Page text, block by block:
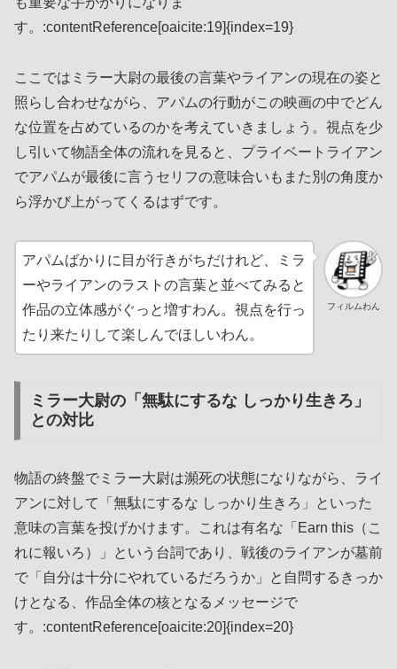
す。:contentReference[oaicite:19]{index=19}
ここではミラー大尉の最後の言葉やライアンの現在の姿と
照らし合わせながら、アパムの行動がこの映画の中でどん
な位置を占めているのかを考えていきましょう。視点を少
し引いて物語全体の流れを見ると、プライベートライアン
でアパムが最後に言うセリフの意味合いもまた別の角度か
ら浮かび上がってくるはずです。
フィルムわん
アパムばかりに目が行きがちだけれど、ミラ
ーやライアンのラストの言葉と並べてみると
作品の立体感がぐっと増すわん。視点を行っ
たり来たりして楽しんでほしいわん。
ミラー大尉の「無駄にするな しっかり生きろ」
との対比
物語の終盤でミラー大尉は瀕死の状態になりながら、ライ
アンに対して「無駄にするな しっかり生きろ」といった
意味の言葉を投げかけます。これは有名な「Earn this（こ
れに報いろ）」という台詞であり、戦後のライアンが墓前
で「自分は十分にやれているだろうか」と自問するきっか
けとなる、作品全体の核となるメッセージで
す。:contentReference[oaicite:20]{index=20}